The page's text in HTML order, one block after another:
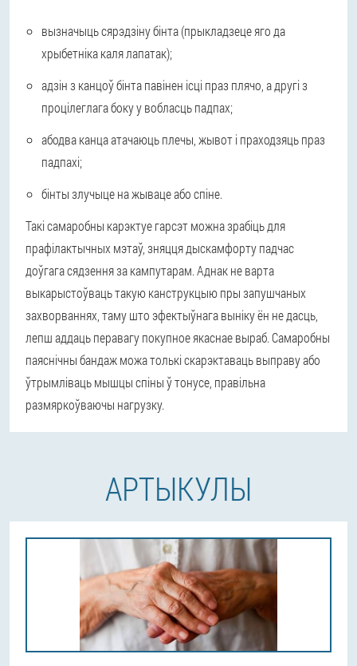
вызначыць сярэдзіну бінта (прыкладзеце яго да
хрыбетніка каля лапатак);
адзін з канцоў бінта павінен ісці праз плячо, а другі з
процілеглага боку у вобласць падпах;
абодва канца атачаюць плечы, жывот і праходзяць праз
падпахі;
бінты злучыце на жываце або спіне.
Такі самаробны карэктуе гарсэт можна зрабіць для
прафілактычных мэтаў, зняцця дыскамфорту падчас
доўгага сядзення за кампутарам. Аднак не варта
выкарыстоўваць такую канструкцыю пры запушчаных
захворваннях, таму што эфектыўнага выніку ён не дасць,
лепш аддаць перавагу покупное якаснае выраб. Самаробны
паяснічны бандаж можа толькі скарэктаваць выправу або
ўтрымліваць мышцы спіны ў тонусе, правільна
размяркоўваючы нагрузку.
АРТЫКУЛЫ